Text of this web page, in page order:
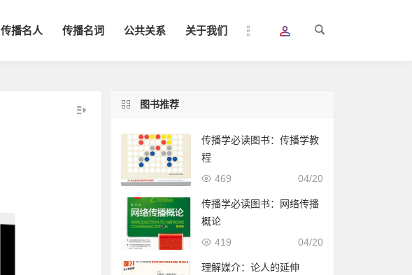
传播名人 传播名词 公共关系 关于我们
图书推荐
传播学必读图书：传播学教
程
04/20
469
传播学必读图书：网络传播
概论
04/20
419
理解媒介：论人的延伸